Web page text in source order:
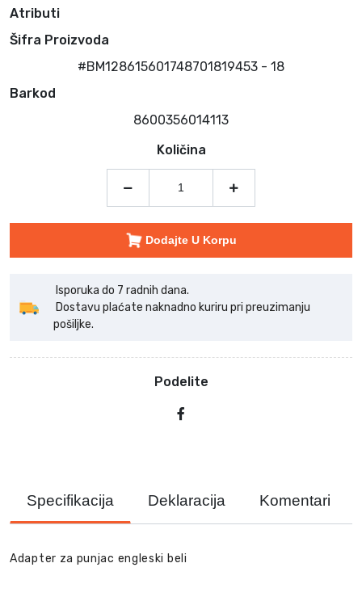
Atributi
Šifra Proizvoda
#BM128615601748701819453 - 18
Barkod
8600356014113
Količina
Dodajte U Korpu
Isporuka do 7 radnih dana.
Dostavu plaćate naknadno kuriru pri preuzimanju
pošiljke.
Podelite
Specifikacija Deklaracija Komentari
Adapter za punjac engleski beli